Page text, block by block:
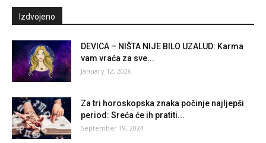
Izdvojeno
DEVICA – NIŠTA NIJE BILO UZALUD: Karma
vam vraća za sve...
January 12, 2026
Za tri horoskopska znaka počinje najljepši
period: Sreća će ih pratiti...
September 19, 2024